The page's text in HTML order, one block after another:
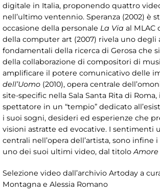
digitale in Italia, proponendo quattro
nell’ultimo ventennio. Speranza (2002) è
occasione della personale La Via al MLAC
della computer art (2007) rivela uno degli
fondamentali della ricerca di Gerosa che
della collaborazione di compositori di
amplificare il potere comunicativo delle
dell’Uomo (2010), opera centrale
site-specific nella Sala Santa Rita di
spettatore in un “tempio” dedicato
i suoi sogni, desideri ed esperienze che
visioni astratte ed evocative. I sentimenti
centrali nell’opera dell’artista, sono infine
uno dei suoi ultimi video, dal titolo
Selezione video dall’archivio Artoday a
Montagna e Alessia Romano